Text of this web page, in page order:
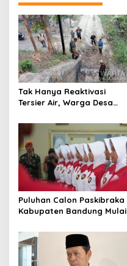
a
s
i
p
o
s
Tak Hanya Reaktivasi
Tersier Air, Warga Desa
Alternatif di Padalarang
Puluhan Calon Paskibraka
Kabupaten Bandung Mulai